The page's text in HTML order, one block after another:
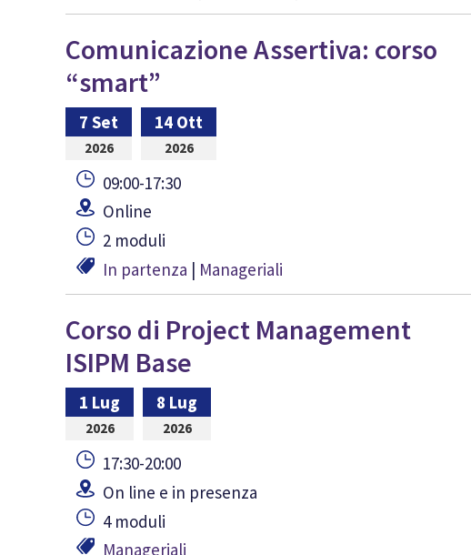
Comunicazione Assertiva: corso
“smart”
7 Set
2026
14 Ott
2026
09:00-17:30
Online
2 moduli
In partenza | Manageriali
Corso di Project Management
ISIPM Base
1 Lug
2026
8 Lug
2026
17:30-20:00
On line e in presenza
4 moduli
Manageriali